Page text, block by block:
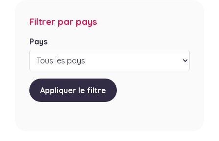
Filtrer par pays
Pays
Appliquer le filtre